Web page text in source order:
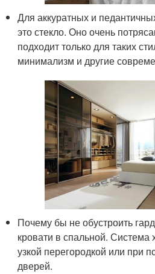
Для аккуратных и
это стекло. Оно очень
подходит только для таких
минимализм и другие
Почему бы не обустроить
кровати в спальной. Система
узкой перегородкой или при
дверей.